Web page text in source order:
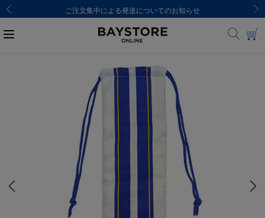
ご注文集中による発送についてのお知らせ